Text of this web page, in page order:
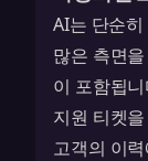
AI는 단순
많은 측면
이 포함됩
지원 티켓
고객의 이